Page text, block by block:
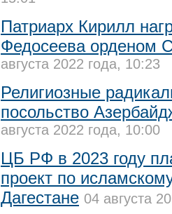
Патриарх Кирилл
Федосеева орденом
августа 2022 года, 10:23
Религиозные
посольство
августа 2022 года, 10:00
ЦБ РФ в 2023 году
проект по
Дагестане 04 августа